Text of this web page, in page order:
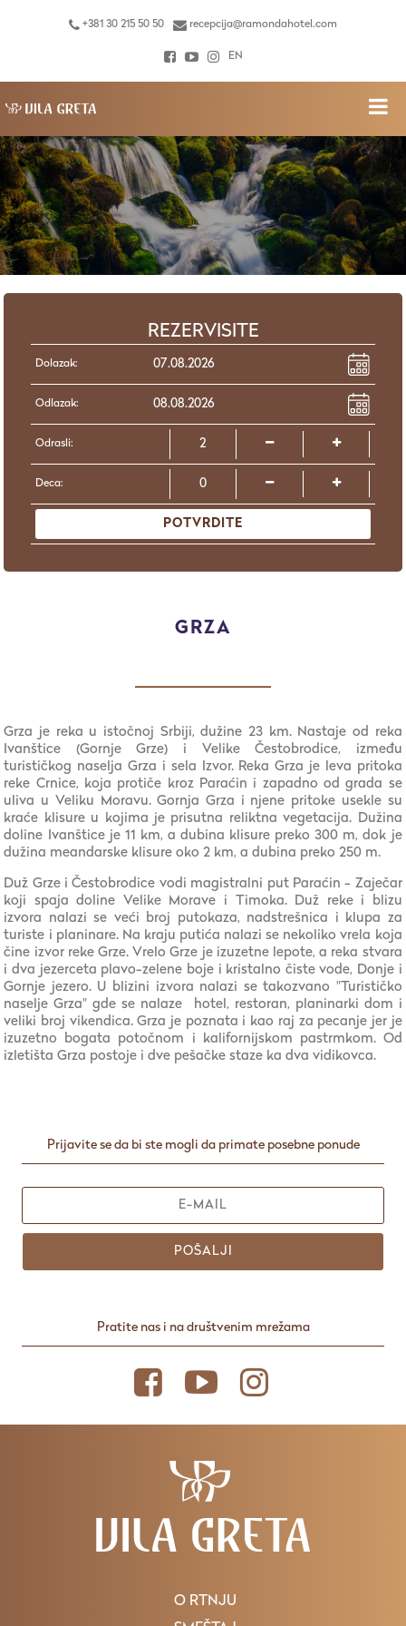
+381 30 215 50 50 recepcija@ramondahotel.com
EN
REZERVISITE
Dolazak:
Odlazak:
Odrasli:
Deca:
POTVRDITE
GRZA
Grza je reka u istočnoj Srbiji, dužine 23 km. Nastaje od reka
Ivanštice (Gornje Grze) i Velike Čestobrodice, između
turističkog naselja Grza i sela Izvor. Reka Grza je leva pritoka
reke Crnice, koja protiče kroz Paraćin i zapadno od grada se
uliva u Veliku Moravu. Gornja Grza i njene pritoke usekle su
kraće klisure u kojima je prisutna reliktna vegetacija. Dužina
doline Ivanštice je 11 km, a dubina klisure preko 300 m, dok je
dužina meandarske klisure oko 2 km, a dubina preko 250 m.
Duž Grze i Čestobrodice vodi magistralni put Paraćin - Zaječar
koji spaja doline Velike Morave i Timoka. Duž reke i blizu
izvora nalazi se veći broj putokaza, nadstrešnica i klupa za
turiste i planinare. Na kraju putića nalazi se nekoliko vrela koja
čine izvor reke Grze. Vrelo Grze je izuzetne lepote, a reka stvara
i dva jezerceta plavo-zelene boje i kristalno čiste vode, Donje i
Gornje jezero. U blizini izvora nalazi se takozvano "Turističko
naselje Grza" gde se nalaze hotel, restoran, planinarki dom i
veliki broj vikendica. Grza je poznata i kao raj za pecanje jer je
izuzetno bogata potočnom i kalifornijskom pastrmkom. Od
izletišta Grza postoje i dve pešačke staze ka dva vidikovca.
Prijavite se da bi ste mogli da primate posebne ponude
POŠALJI
Pratite nas i na društvenim mrežama
O RTNJU